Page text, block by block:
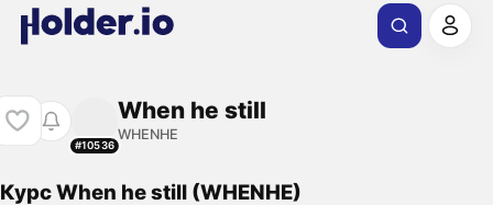
#10536
When he still
WHENHE
Курс When he still (WHENHE)